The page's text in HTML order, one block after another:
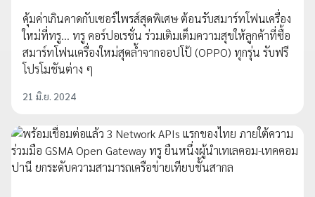
คุ้มค่าเกินคาดกับเซอร์ไพรส์สุดพิเศษ ต้อนรับสมาร์ทโฟนเครื่อง
ใหม่ที่ทรู... ทรู คอร์ปอเรชั่น ร่วมเติมเต็มความสุขให้ลูกค้าที่ซื้อ
สมาร์ทโฟนเครื่องใหม่สุดล้ำจากออปโป้ (OPPO) ทุกรุ่น รับฟรี
โปรโมชันต่าง ๆ
21 มิ.ย. 2024